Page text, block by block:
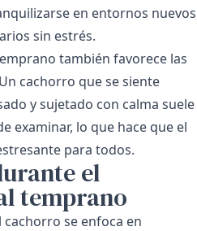
en entornos nuevos
sin estrés.
también favorece las
cachorro que se siente
y sujetado con calma suele
examinar, lo que hace que el
para todos.
el
temprano
cachorro se enfoca en